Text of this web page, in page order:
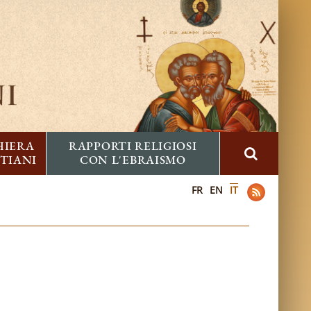
RAPPORTI RELIGIOSI
CON L'EBRAISMO
FR EN IT